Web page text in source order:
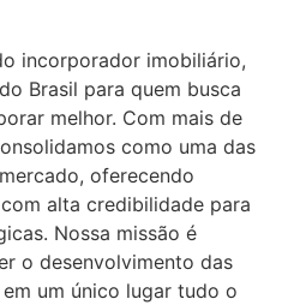
incorporador imobiliário,
Brasil para quem busca
melhor. Com mais de
como uma das
oferecendo
alta credibilidade para
Nossa missão é
o desenvolvimento das
um único lugar tudo o